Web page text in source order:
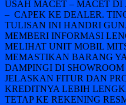
USAH MACET – MACET
– CAPEK KE DEALER.
TULISAN INI HANDRI
MEMBERI INFORMASI
MELIHAT UNIT MOBIL
MEMASTIKAN BARANG
DAMPINGI DI
JELASKAN FITUR DAN
KREDITNYA LEBIH
TETAP KE REKENING